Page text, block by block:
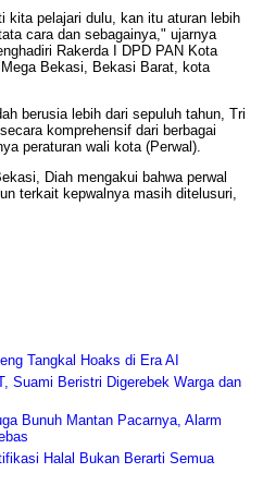
kita pelajari dulu, kan itu aturan lebih
cara dan sebagainya," ujarnya
Rakerda I DPD PAN Kota
Bekasi, Bekasi Barat, kota
berusia lebih dari sepuluh tahun, Tri
komprehensif dari berbagai
peraturan wali kota (Perwal).
Diah mengakui bahwa perwal
terkait kepwalnya masih ditelusuri,
Tangkal Hoaks di Era AI
Suami Beristri Digerebek Warga dan
Bunuh Mantan Pacarnya, Alarm
Halal Bukan Berarti Semua